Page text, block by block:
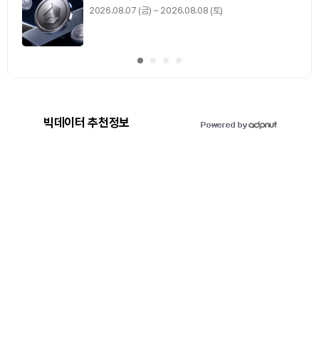
2026.08.07 (금) ~ 2026.08.08 (토)
빅데이터 추천정보